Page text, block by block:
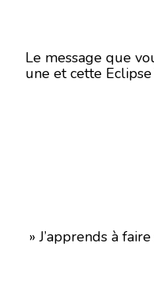
Le message que
une et cette
» J’apprends à